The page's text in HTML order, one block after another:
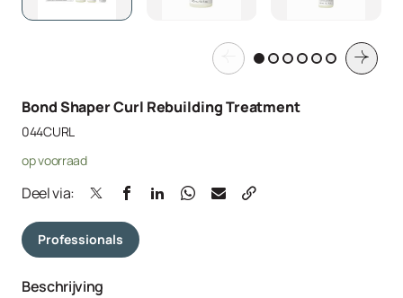
Bond Shaper Curl Rebuilding Treatment
044CURL
op voorraad
Deel via:
Professionals
Beschrijving